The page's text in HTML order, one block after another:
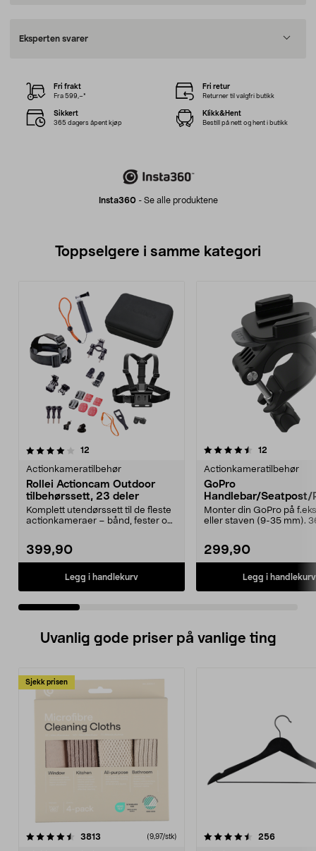
Eksperten svarer
Insta360- Se alle produktene
Fri frakt
Fra 599,–*
Fri retur
Returner til valgfri butikk
Sikkert
365 dagers åpent kjøp
Klikk&Hent
Bestill på nett og hent i butikk
Toppselgere i samme kategori
12
Actionkameratilbehør
Rollei Actioncam Outdoor
tilbehørssett, 23 deler
Komplett utendørssett til de fleste
actionkameraer – bånd, fester og
399,90
Legg i handlekurv
4.5 av 5 stjerner 12
Actionkameratilbehør
GoPro
Handlebar/Seatpost/
Mount, rør/styrefeste.
Monter din GoPro på
eller staven (9-35 mm).
299,90
Legg i handlekurv
4.5 av 5 stjerner
Uvanlig gode priser på vanlige ting
Sjekk prisen
3813 anmeldelser(9,97/stk)
4.5av 5 stjerner 256
4.5av 5 stjerner